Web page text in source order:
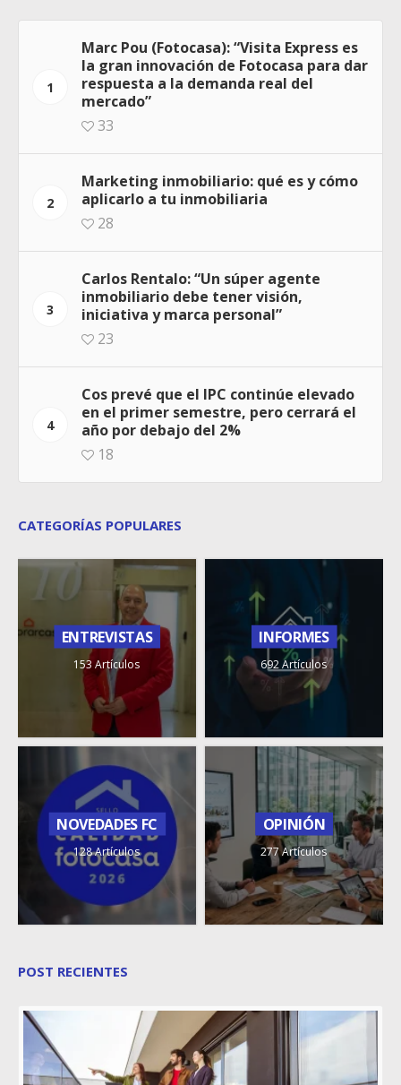
1
Marc Pou (Fotocasa): “Visita Express es
la gran innovación de Fotocasa para dar
respuesta a la demanda real del
mercado”
33
2
Marketing inmobiliario: qué es y cómo
aplicarlo a tu inmobiliaria
28
3
Carlos Rentalo: “Un súper agente
inmobiliario debe tener visión,
iniciativa y marca personal”
23
4
Cos prevé que el IPC continúe elevado
en el primer semestre, pero cerrará el
año por debajo del 2%
18
CATEGORÍAS POPULARES
ENTREVISTAS
153 Artículos
INFORMES
692 Artículos
NOVEDADES FC
128 Artículos
OPINIÓN
277 Artículos
POST RECIENTES